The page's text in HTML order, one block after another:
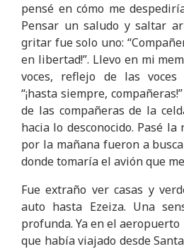
pensé en cómo me
Pensar un saludo y saltar
gritar fue solo uno:
en libertad!”. Llevo en mi
voces, reflejo de las
“¡hasta siempre,
de las compañeras de la
hacia lo desconocido. Pasé la
por la mañana fueron a
donde tomaría el avión que
Fue extraño ver casas y
auto hasta Ezeiza. Una
profunda. Ya en el
que había viajado desde